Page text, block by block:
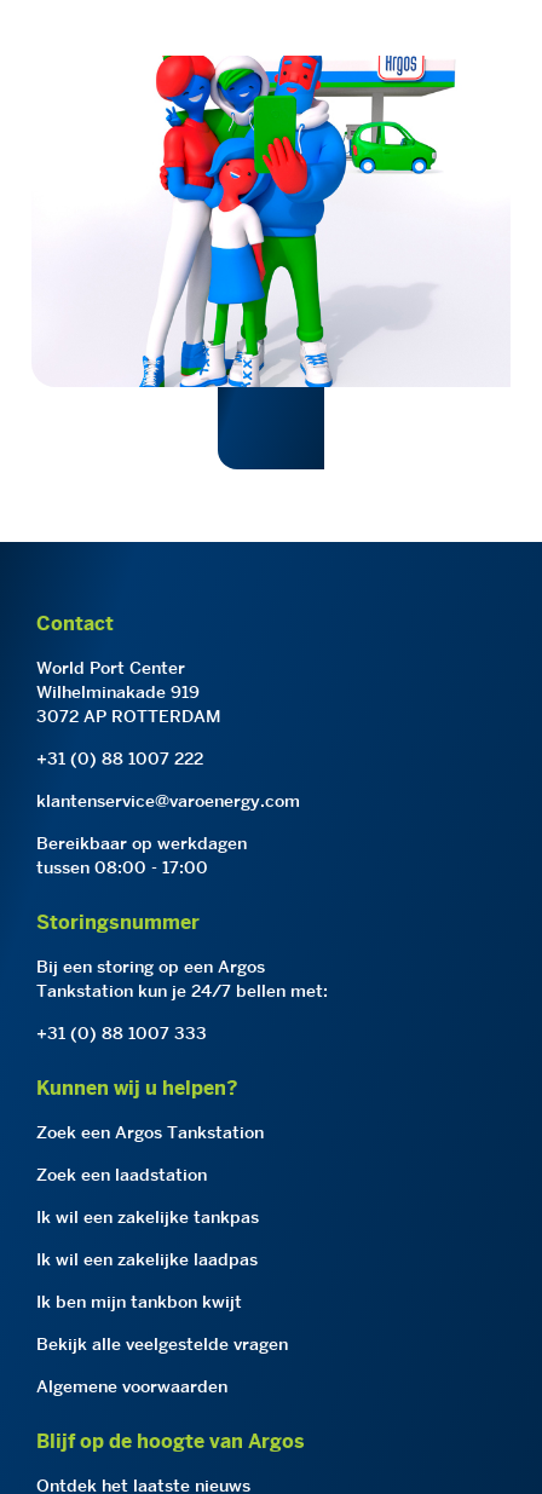
Contact
World Port Center
Wilhelminakade 919
3072 AP ROTTERDAM
+31 (0) 88 1007 222
klantenservice@varoenergy.com
Bereikbaar op werkdagen
tussen 08:00 - 17:00
Storingsnummer
Bij een storing op een Argos
Tankstation kun je 24/7 bellen met:
+31 (0) 88 1007 333
Kunnen wij u helpen?
Zoek een Argos Tankstation
Zoek een laadstation
Ik wil een zakelijke tankpas
Ik wil een zakelijke laadpas
Ik ben mijn tankbon kwijt
Bekijk alle veelgestelde vragen
Algemene voorwaarden
Blijf op de hoogte van Argos
Ontdek het laatste nieuws